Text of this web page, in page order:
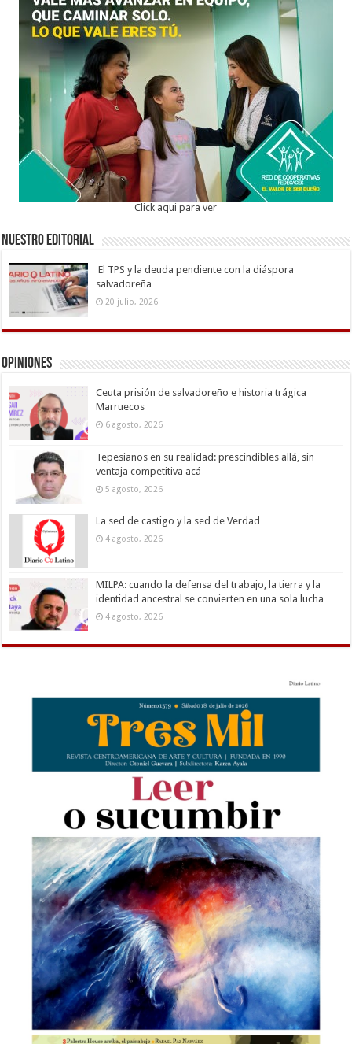
Click aqui para ver
Nuestro Editorial
El TPS y la deuda pendiente con la diáspora
salvadoreña
20 julio, 2026
Opiniones
Ceuta prisión de salvadoreño e historia trágica
Marruecos
6 agosto, 2026
Tepesianos en su realidad: prescindibles allá, sin
ventaja competitiva acá
5 agosto, 2026
La sed de castigo y la sed de Verdad
4 agosto, 2026
MILPA: cuando la defensa del trabajo, la tierra y la
identidad ancestral se convierten en una sola lucha
4 agosto, 2026